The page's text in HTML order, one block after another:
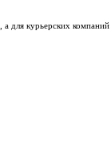
, а для курьерских